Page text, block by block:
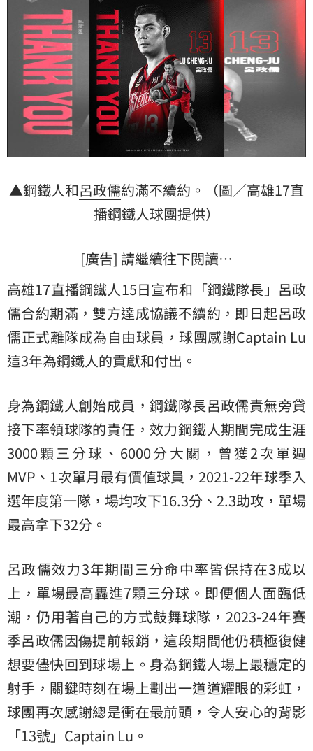
▲鋼鐵人和呂政儒約滿不續約。（圖／高雄17直
播鋼鐵人球團提供）
[廣告] 請繼續往下閱讀…
高雄17直播鋼鐵人15日宣布和「鋼鐵隊長」呂政
儒合約期滿，雙方達成協議不續約，即日起呂政
儒正式離隊成為自由球員，球團感謝Captain Lu
這3年為鋼鐵人的貢獻和付出。
身為鋼鐵人創始成員，鋼鐵隊長呂政儒責無旁貸
接下率領球隊的責任，效力鋼鐵人期間完成生涯
3000顆三分球、6000分大關，曾獲2次單週
MVP、1次單月最有價值球員，2021-22年球季入
選年度第一隊，場均攻下16.3分、2.3助攻，單場
最高拿下32分。
呂政儒效力3年期間三分命中率皆保持在3成以
上，單場最高轟進7顆三分球。即便個人面臨低
潮，仍用著自己的方式鼓舞球隊，2023-24年賽
季呂政儒因傷提前報銷，這段期間他仍積極復健
想要儘快回到球場上。身為鋼鐵人場上最穩定的
射手，關鍵時刻在場上劃出一道道耀眼的彩虹，
球團再次感謝總是衝在最前頭，令人安心的背影
「13號」Captain Lu。